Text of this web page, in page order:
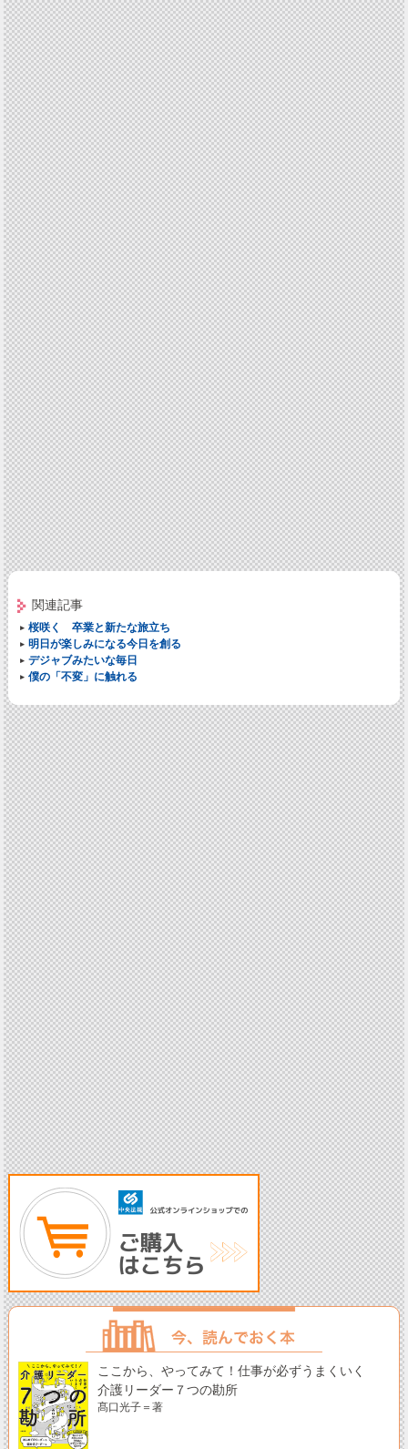
関連記事
桜咲く 卒業と新たな旅立ち
明日が楽しみになる今日を創る
デジャブみたいな毎日
僕の「不変」に触れる
ここから、やってみて！仕事が必ずうまくいく
介護リーダー７つの勘所
髙口光子＝著